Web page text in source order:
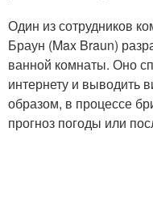
Один из сотрудников
Браун (Max Braun)
ванной комнаты. Оно
интернету и выводить
образом, в процессе
прогноз погоды или